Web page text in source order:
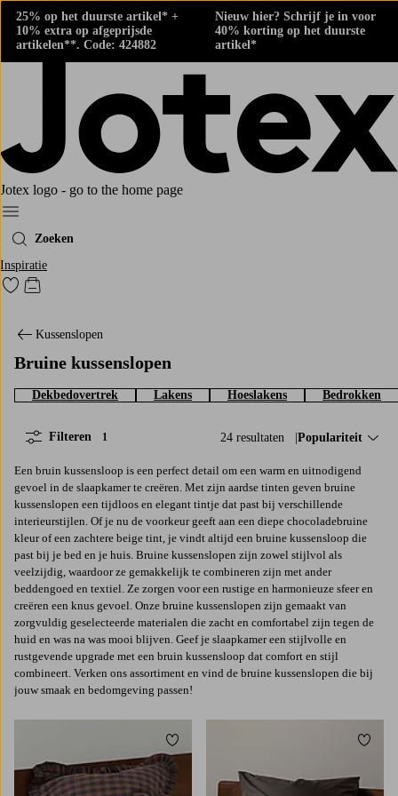
25% op het duurste artikel* +
10% extra op afgeprijsde
artikelen**. Code: 424882
Nieuw hier? Schrijf je in voor
40% korting op het duurste
artikel*
Jotex logo - go to the home page
Menu
Zoeken
Inspiratie
Ga naar favoriet gemarkeerde producten
Go to checkout
Kussenslopen
Bruine kussenslopen
Dekbedovertrek Lakens Hoeslakens Bedrokken
24 resultaten Sorteer op:
Populariteit
Filteren 1
Een bruin kussensloop is een perfect detail om een warm en uitnodigend
gevoel in de slaapkamer te creëren. Met zijn aardse tinten geven bruine
kussenslopen een tijdloos en elegant tintje dat past bij verschillende
interieurstijlen. Of je nu de voorkeur geeft aan een diepe chocoladebruine
kleur of een zachtere beige tint, je vindt altijd een bruine kussensloop die
past bij je bed en je huis. Bruine kussenslopen zijn zowel stijlvol als
veelzijdig, waardoor ze gemakkelijk te combineren zijn met ander
beddengoed en textiel. Ze zorgen voor een rustige en harmonieuze sfeer en
creëren een knus gevoel. Onze bruine kussenslopen zijn gemaakt van
zorgvuldig geselecteerde materialen die zacht en comfortabel zijn tegen de
huid en was na was mooi blijven. Geef je slaapkamer een stijlvolle en
rustgevende upgrade met een bruin kussensloop dat comfort en stijl
combineert. Verken ons assortiment en vind de bruine kussenslopen die bij
jouw smaak en bedomgeving passen!
Toevoegen aan favorieten
50X70 80X80